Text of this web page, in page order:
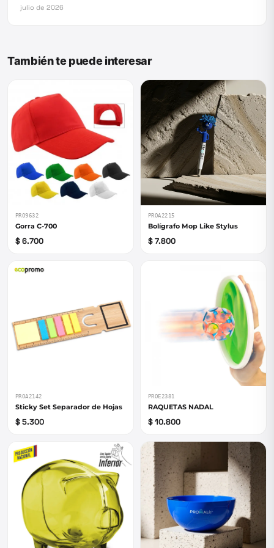
julio de 2026
También te puede interesar
PRO9632
Gorra C-700
$ 6.700
PROA2215
Bolígrafo Mop Like Stylus
$ 7.800
PROA2142
Sticky Set Separador de Hojas
$ 5.300
PROE2381
RAQUETAS NADAL
$ 10.800